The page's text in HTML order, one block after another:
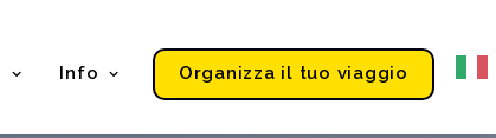
Info Organizza il tuo viaggio